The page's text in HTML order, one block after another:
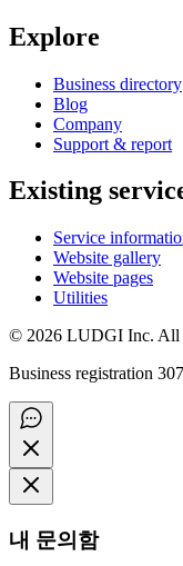
Explore
Business directory
Blog
Company
Support & report
Existing
Service
Website gallery
Website pages
Utilities
© 2026 LUDGI Inc. All
Business registration
내 문의함